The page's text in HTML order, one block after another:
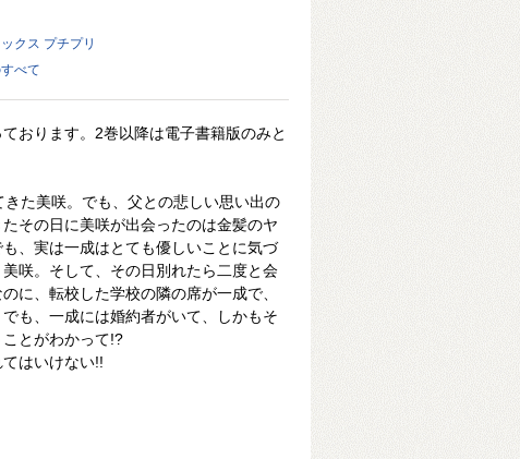
クス プチプリ
べて
おります。2巻以降は電子書籍版のみと
た美咲。でも、父との悲しい思い出の
その日に美咲が出会ったのは金髪のヤ
、実は一成はとても優しいことに気づ
咲。そして、その日別れたら二度と会
に、転校した学校の隣の席が一成で、
も、一成には婚約者がいて、しかもそ
とがわかって!?
はいけない!!